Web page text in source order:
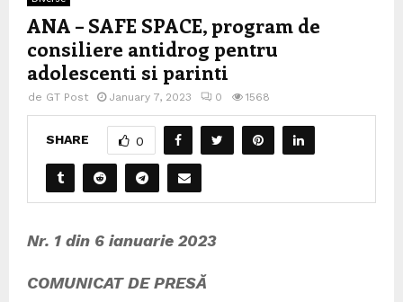
ANA – SAFE SPACE, program de
consiliere antidrog pentru
adolescenti si parinti
de GT Post January 7, 2023 0 1568
SHARE 0
Nr. 1 din 6 ianuarie 2023
COMUNICAT DE PRESĂ